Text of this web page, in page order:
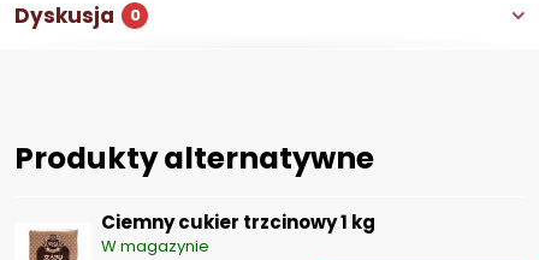
Dyskusja 0
Produkty alternatywne
Ciemny cukier trzcinowy 1 kg
W magazynie